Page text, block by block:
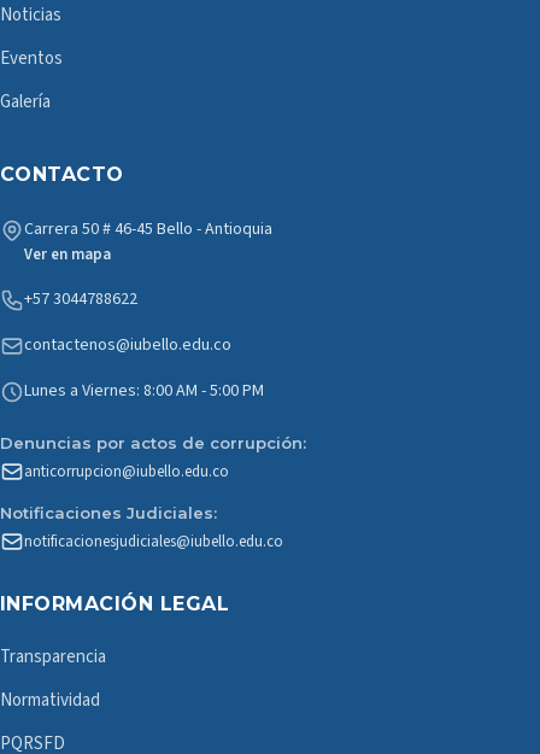
Noticias
Eventos
Galería
CONTACTO
Carrera 50 # 46-45 Bello - Antioquia
Ver en mapa
+57 3044788622
contactenos@iubello.edu.co
Lunes a Viernes: 8:00 AM - 5:00 PM
Denuncias por actos de corrupción:
anticorrupcion@iubello.edu.co
Notificaciones Judiciales:
notificacionesjudiciales@iubello.edu.co
INFORMACIÓN LEGAL
Transparencia
Normatividad
PQRSFD